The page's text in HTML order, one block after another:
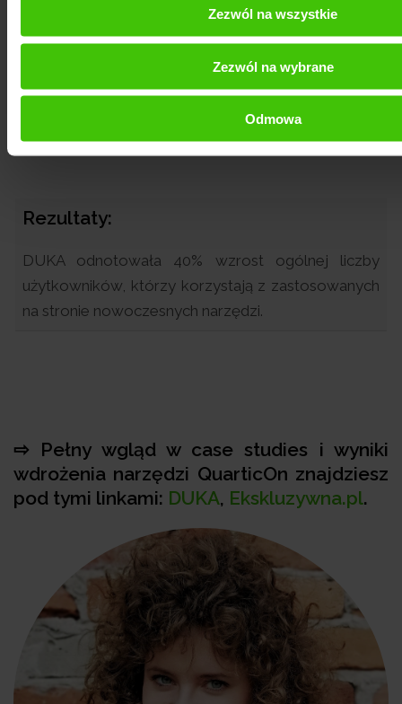
Zezwól na wszystkie
Zezwól na wybrane
Odmowa
problemu jest zmiana domeny na first-party.
Ciasteczka first-party postrzegane są jako bardziej
przyjazne użytkownikowi, nie zakłócają
funkcjonowania narzędzi optymalizujących proces
zakupowego w e-sklepie, a ryzyko ich zablokowania
wynosi nie 40%, a mniej niż 5%.
Rezultaty:
DUKA odnotowała 40% wzrost ogólnej liczby
użytkowników, którzy korzystają z zastosowanych
na stronie nowoczesnych narzędzi.
⇨ Pełny wgląd w case studies i wyniki
wdrożenia narzędzi QuarticOn znajdziesz
pod tymi linkami: DUKA, Ekskluzywna.pl.